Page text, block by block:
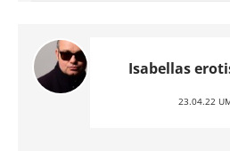
Isabellas
23.04.22